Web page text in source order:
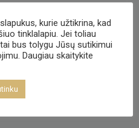
seniūnija
Kaunas 62-asis
kurie užtikrina, kad
tinklalapiu. Jei toliau
bus tolygu Jūsų sutikimui
Daugiau skaitykite